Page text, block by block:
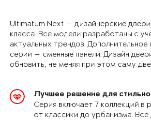
Ultimatum Next — дизайнерские
класса. Все модели разработаны с
актуальных трендов.
серии — сменные панели. Дизайн
обновить, не меняя при этом саму
Лучшее решение для
Серия включает 7 коллекций в
от классики до урбанизма. Все